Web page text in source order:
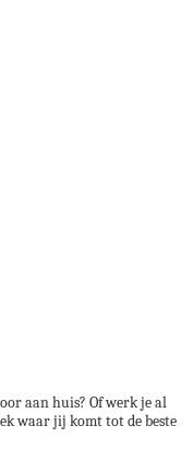
aan huis? Of werk je al
waar jij komt tot de beste